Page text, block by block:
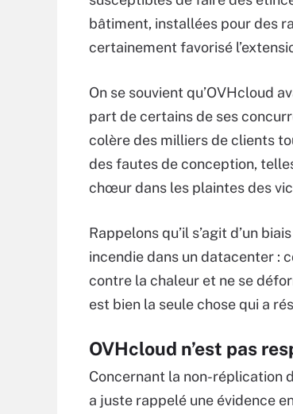
bâtiment, installées pour des
certainement favorisé
On se souvient qu’OVHcloud
part de certains de ses
colère des milliers de clients
des fautes de conception,
chœur dans les plaintes des
Rappelons qu’il s’agit d’un
incendie dans un datacenter :
contre la chaleur et ne se
est bien la seule chose qui a
OVHcloud n’est pas
Concernant la non-réplication
a juste rappelé une évidence